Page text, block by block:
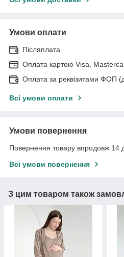
Умови оплати
Післяплата
Оплата картою Visa,
Оплата за реквізитами ФОП
Всі умови оплати
Умови повернення
Повернення товару впродовж 14
Всі умови повернення
З цим товаром також